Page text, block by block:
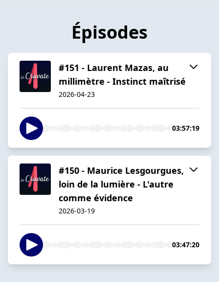
Épisodes
#151 - Laurent Mazas, au
millimètre - Instinct maîtrisé
2026-04-23
03:57:19
#150 - Maurice Lesgourgues,
loin de la lumière - L'autre
comme évidence
2026-03-19
03:47:20